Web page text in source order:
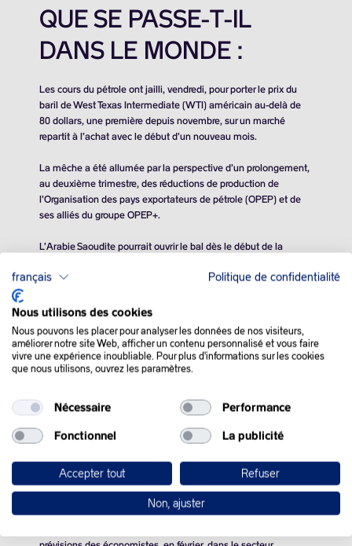
QUE SE PASSE-T-IL
DANS LE MONDE :
Les cours du pétrole ont jailli, vendredi, pour porter le prix du
baril de West Texas Intermediate (WTI) américain au-delà de
80 dollars, une première depuis novembre, sur un marché
repartit à l’achat avec le début d’un nouveau mois.
La mêche a été allumée par la perspective d’un prolongement,
au deuxième trimestre, des réductions de production de
l’Organisation des pays exportateurs de pétrole (OPEP) et de
ses alliés du groupe OPEP+.
L’Arabie Saoudite pourrait ouvrir le bal dès le début de la
concernés communiquant ensuite individuellement.
Les analystes estiment que le cartel produit actuellement
millions de barils
par jour de moins qu’en septembre 2022, qui
avait constitué un pic post-pandémie.
Sur ce total, quelque2,2 millions de barils
Saoudiens.
La reconduction de ces coupes assurerait que le brut reste
intégrera une prime géopolitique liée à la situation au Moyen-
Orient.
Vendredi, le marché a aussi profité d’un bon indicateur chinois
français Politique de confidentialité
Nous utilisons des cookies
Nous pouvons les placer pour analyser les données de nos visiteurs,
améliorer notre site Web, afficher un contenu personnalisé et vous faire
vivre une expérience inoubliable. Pour plus d'informations sur les cookies
que nous utilisons, ouvrez les paramètres.
Nécessaire Performance
Fonctionnel La publicité
Accepter tout Refuser
Non, ajuster